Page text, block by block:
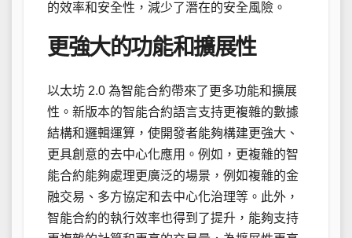
的效率和安全性，減少了潛在的安全風險。
更強大的功能和擴展性
以太坊 2.0 為智能合約帶來了更多功能和擴展
性。新版本的智能合約語言支持更複雜的數據
結構和邏輯運算，使開發者能夠構建更強大、
更具創意的去中心化應用。例如，更複雜的智
能合約能夠處理更廣泛的場景，例如複雜的金
融交易、多方協定和去中心化治理等。此外，
智能合約的執行效率也得到了提升，能夠支持